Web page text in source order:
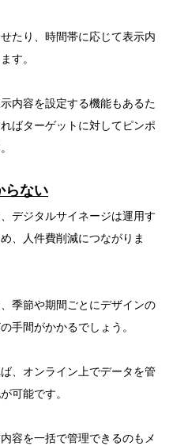
たり、時間帯に応じて表示内
す。
内容を設定する機能もあるた
ばターゲットに対してピンポ
らない
デジタルサイネージは運用す
、人件費削減につながりま
季節や期間ごとにデザインの
手間がかかるでしょう。
、オンライン上でデータを管
可能です。
容を一括で管理できるのもメ